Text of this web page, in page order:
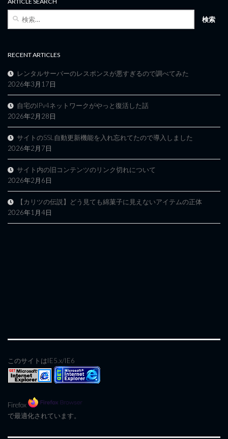
RECENT ARTICLES
レンタルサーバーのレスポンスが悪すぎるので調べてみた
2026年3月17日
自宅のIPv4ネットワークがやっと復活した話
2026年2月28日
サイトのSSL自動更新機能を入れ忘れてたので導入しました
2026年2月7日
サイト内の旧コンテンツのリンク切れについて
2026年2月6日
【カリツの伝説】どう見ても綿菓子に見えないアイテムの正体
2026年1月4日
このサイトはIE5.x/IE6
Firefox
で最適化されています。